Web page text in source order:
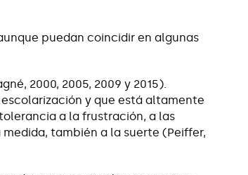
puedan coincidir en algunas
2000, 2005, 2009 y 2015).
y que está altamente
a la frustración, a las
también a la suerte (Peiffer,